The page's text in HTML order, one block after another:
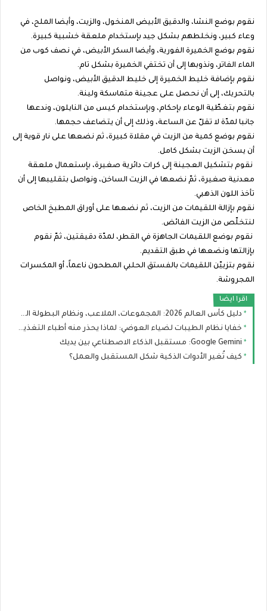
نقوم بوضع النشا، والدقيق الأبيض المنخول، والزيت، وأيضا الملح، في
وعاء كبير، ونخلطهم بشكل جيد بإستخدام ملعقة خشبية كبيرة.
نقوم بوضع الخميرة الفورية، وأيضا السكر الأبيض، في نصف كوب من
الماء الفاتر، ونذوبها إلى أن تختفي الخميرة بشكل تام.
نقوم بإضافة خليط الخميرة إلى خليط الدقيق الأبيض، ونواصل
بالتحريك، إلى أن نحصل على عجينة متماسكة ولينة.
نقوم بتغطّية الوعاء بإحكام، وبإستخدام كيس من النايلون، وندعها
جانبا لمدّة لا تقلّ عن الساعة، وذلك إلى أن يتضاعف حجمها.
نقوم بوضع كمية من الزيت في مقلاة كبيرة، ثم نضعها على نار قوية إلى
أن يسخن الزيت بشكل كامل.
نقوم بتشكيل العجينة إلى كرات دائرية صغيرة، بإستعمال ملعقة
معدنية صغيرة، ثمّ نضعها في الزيت الساخن، ونواصل بتقليبها إلى أن
تأخذ اللون الذهبي.
نقوم بإزالة اللقيمات من الزيت، ثم نضعها على أوراق المطبخ الخاص
لنتخلّص من الزيت الفائض.
نقوم بوضع اللقيمات الجاهزة في القطر، لمدّة دقيقتين، ثمّ نقوم
بإزالتها ونضعها في طبق التقديم.
نقوم بتزييّن اللقيمات بالفستق الحلبي المطحون ناعماً، أو المكسرات
المجروشة.
اقرا ايضا
دليل كأس العالم 2026: المجموعات، الملاعب، ونظام البطولة الجديد
خفايا نظام الطيبات لضياء العوضي: لماذا يحذر منه أطباء التغذية؟
Google Gemini: مستقبل الذكاء الاصطناعي بين يديك
كيف تُغير الأدوات الذكية شكل المستقبل والعمل؟